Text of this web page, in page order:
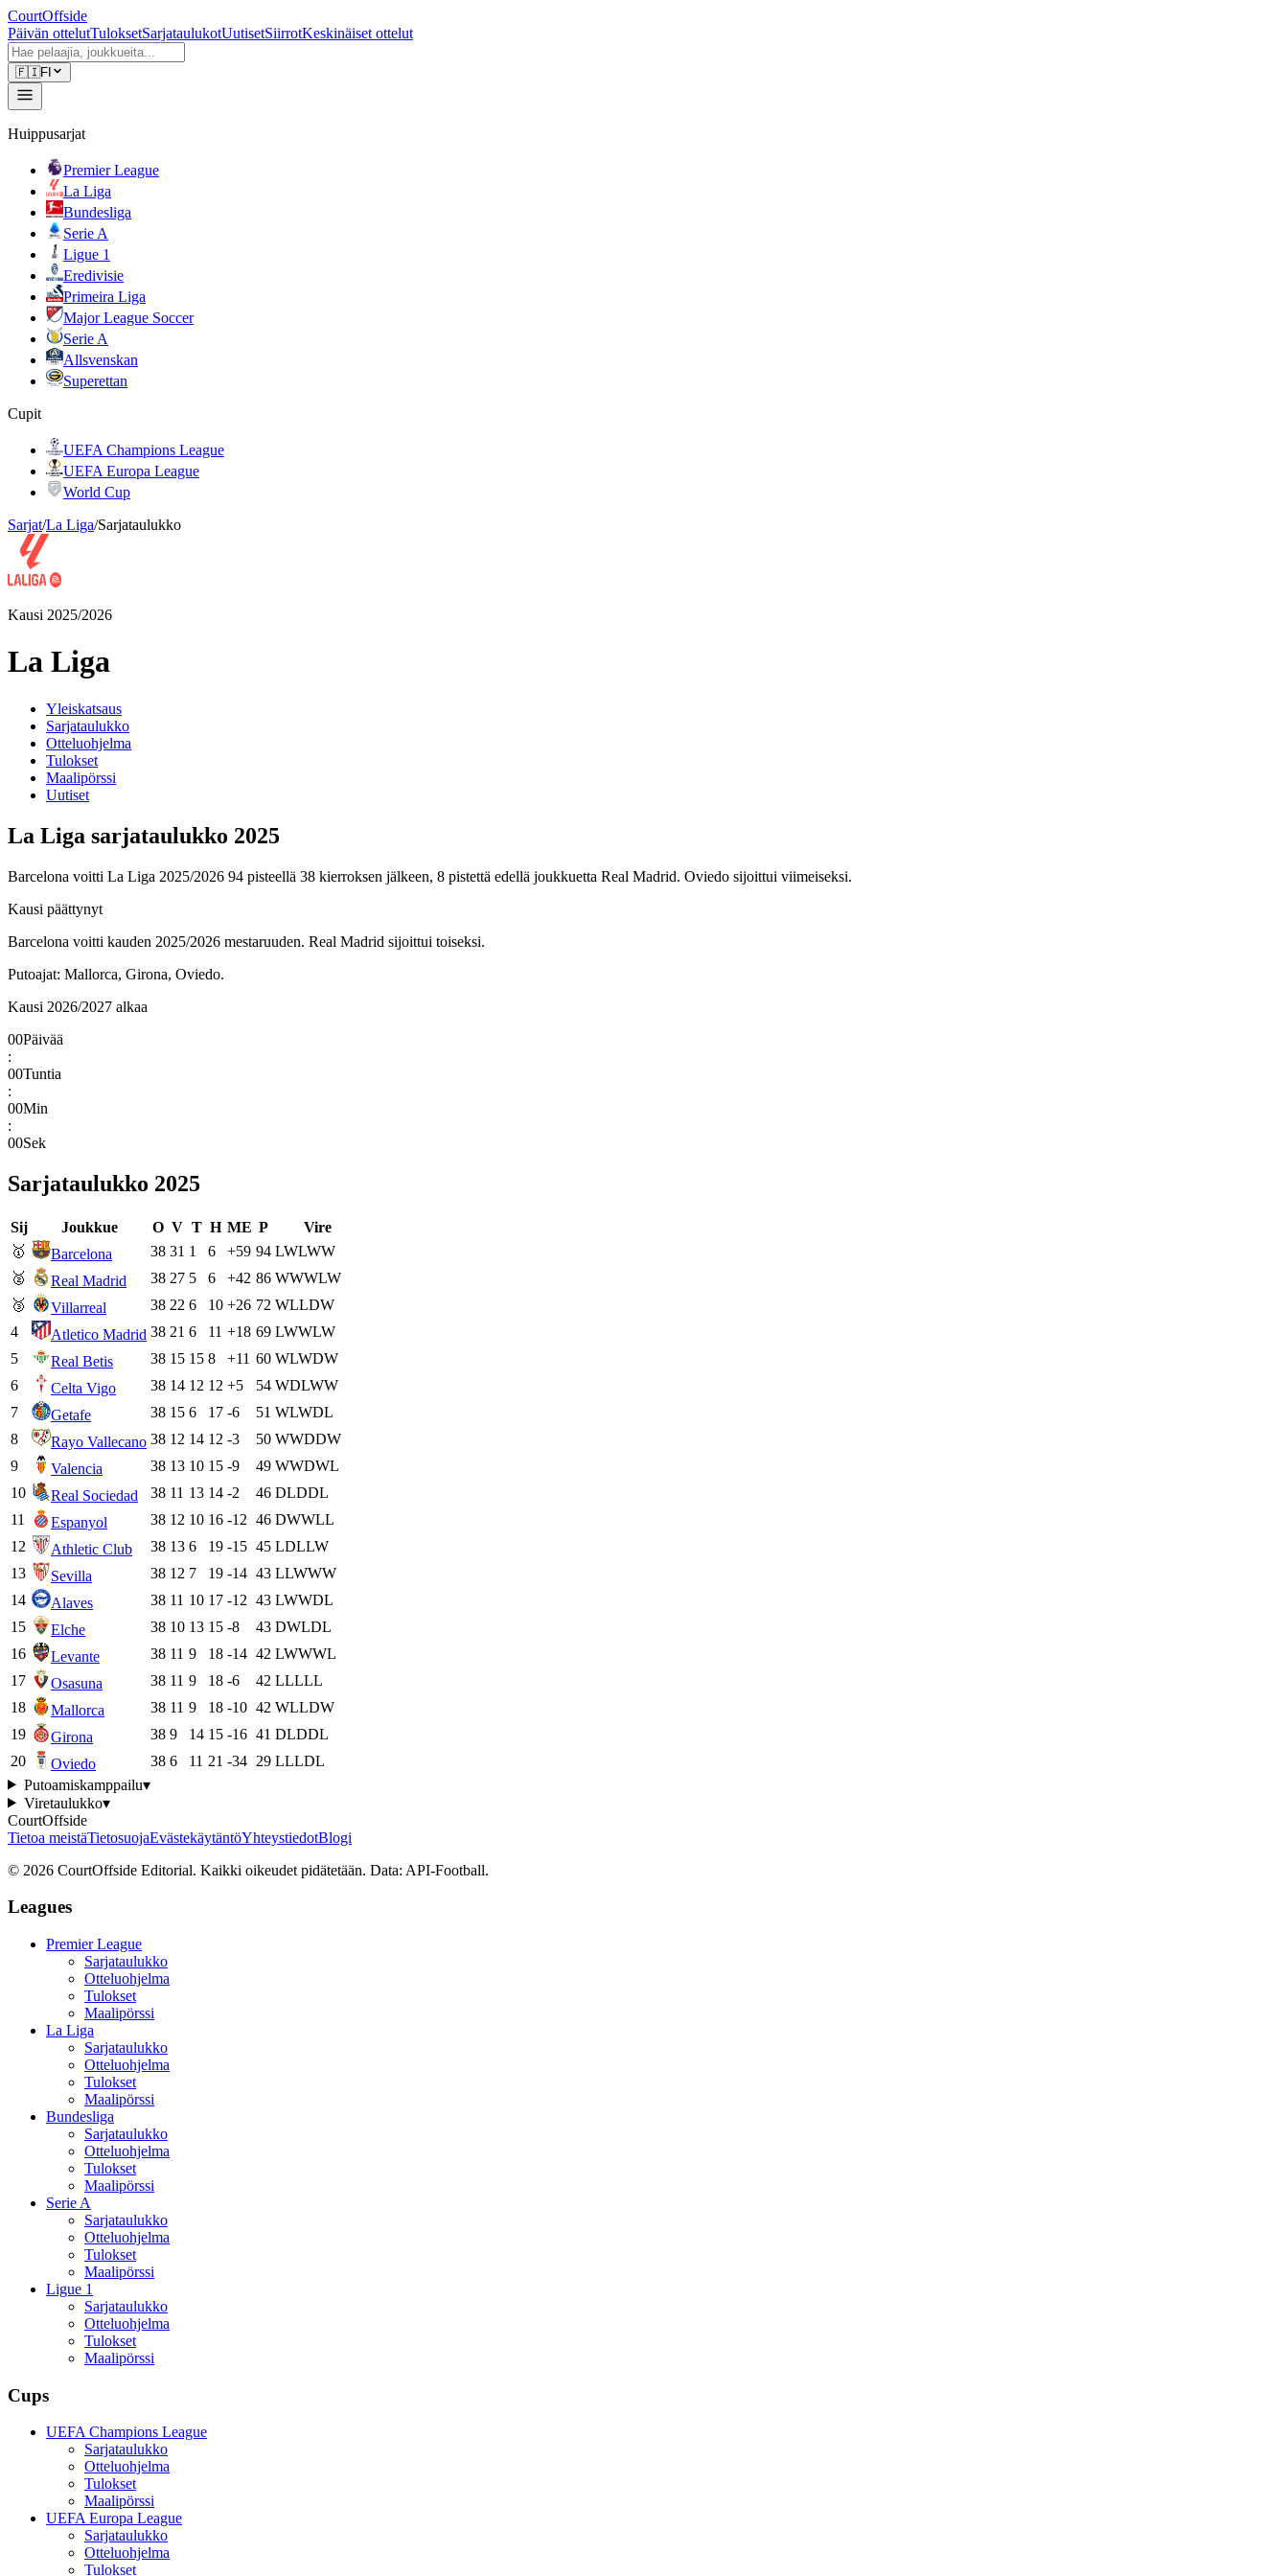
CourtOffside
Päivän ottelutTuloksetSarjataulukotUutisetSiirrotKeskinäiset ottelut
🇫🇮FI
Huippusarjat
Premier League
La Liga
Bundesliga
Serie A
Ligue 1
Eredivisie
Primeira Liga
Major League Soccer
Serie A
Allsvenskan
Superettan
Cupit
UEFA Champions League
UEFA Europa League
World Cup
Sarjat/La Liga/Sarjataulukko
Kausi 2025/2026
La Liga
Yleiskatsaus
Sarjataulukko
Otteluohjelma
Tulokset
Maalipörssi
Uutiset
La Liga sarjataulukko 2025
Barcelona voitti La Liga 2025/2026 94 pisteellä 38 kierroksen jälkeen, 8 pistettä edellä joukkuetta Real Madrid. Oviedo sijoittui viimeiseksi.
Kausi päättynyt
Barcelona voitti kauden 2025/2026 mestaruuden. Real Madrid sijoittui toiseksi.
Putoajat: Mallorca, Girona, Oviedo.
Kausi 2026/2027 alkaa
00Päivää
:
00Tuntia
:
00Min
:
00Sek
Sarjataulukko 2025
Sij Joukkue O V T H ME P
Vire
🥇
Barcelona 38 31 1 6 +59 94 LWLWW
🥈
Real Madrid 38 27 5 6 +42 86 WWWLW
🥉
Villarreal 38 22 6 10 +26 72 WLLDW
4
Atletico Madrid 38 21 6 11 +18 69 LWWLW
5
Real Betis 38 15 15 8 +11 60 WLWDW
6
Celta Vigo 38 14 12 12 +5 54 WDLWW
7
Getafe 38 15 6 17 -6 51 WLWDL
8
Rayo Vallecano 38 12 14 12 -3 50 WWDDW
9
Valencia 38 13 10 15 -9 49 WWDWL
10
Real Sociedad 38 11 13 14 -2 46 DLDDL
11
Espanyol 38 12 10 16 -12 46 DWWLL
12
Athletic Club 38 13 6 19 -15 45 LDLLW
13
Sevilla 38 12 7 19 -14 43 LLWWW
14
Alaves 38 11 10 17 -12 43 LWWDL
15
Elche 38 10 13 15 -8 43 DWLDL
16
Levante 38 11 9 18 -14 42 LWWWL
17
Osasuna 38 11 9 18 -6 42 LLLLL
18
Mallorca 38 11 9 18 -10 42 WLLDW
19
Girona 38 9 14 15 -16 41 DLDDL
20
Oviedo 38 6 11 21 -34 29 LLLDL
Putoamiskamppailu▾
Viretaulukko▾
CourtOffside
Tietoa meistäTietosuojaEvästekäytäntöYhteystiedotBlogi
© 2026 CourtOffside Editorial. Kaikki oikeudet pidätetään. Data: API-Football.
Leagues
Premier League
Sarjataulukko
Otteluohjelma
Tulokset
Maalipörssi
La Liga
Sarjataulukko
Otteluohjelma
Tulokset
Maalipörssi
Bundesliga
Sarjataulukko
Otteluohjelma
Tulokset
Maalipörssi
Serie A
Sarjataulukko
Otteluohjelma
Tulokset
Maalipörssi
Ligue 1
Sarjataulukko
Otteluohjelma
Tulokset
Maalipörssi
Cups
UEFA Champions League
Sarjataulukko
Otteluohjelma
Tulokset
Maalipörssi
UEFA Europa League
Sarjataulukko
Otteluohjelma
Tulokset